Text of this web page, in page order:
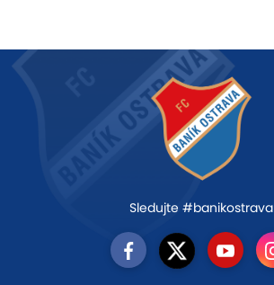
Sledujte #banikostrava